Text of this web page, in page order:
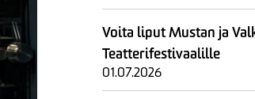
Voita liput Mustan ja
Teatterifestivaalille
01.07.2026